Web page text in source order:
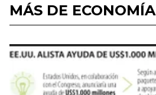
MÁS DE ECONOMÍA